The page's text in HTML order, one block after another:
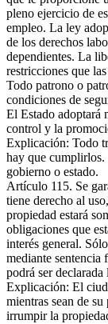
pleno ejercicio de
empleo. La ley
de los derechos
dependientes. La
restricciones que
Todo patrono o
condiciones de
El Estado adoptará
control y la
Explicación: Todo
hay que
gobierno o estado.
Artículo 115. Se
tiene derecho al
propiedad estará
obligaciones que
interés general.
mediante sentencia
podrá ser
Explicación: El
mientras sean de
irrumpir la